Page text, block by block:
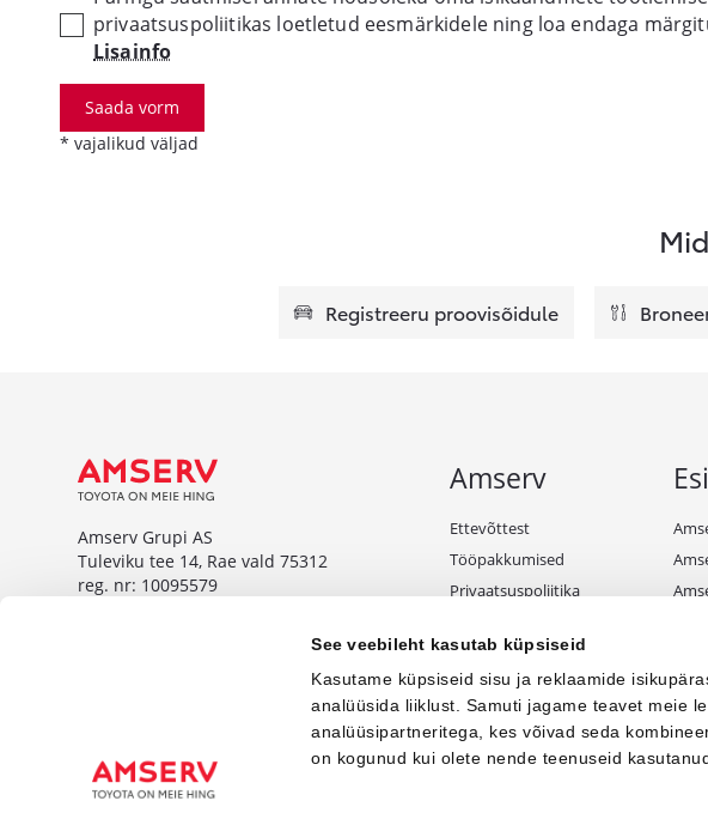
See veebileht kasutab küpsiseid
Kasutame küpsiseid sisu ja reklaamide
analüüsida liiklust. Samuti jagame teavet meie
analüüsipartneritega, kes võivad seda
on kogunud kui olete nende teenuseid
privaatsuspoliitikas loetletud eesmärkidele ning loa endaga
Lisainfo
Saada vorm
* vajalikud väljad
Registreeru proovisõidule
Amserv Grupi AS
Tuleviku tee 14, Rae vald 75312
reg. nr: 10095579
Tuleviku tee 14, Rae vald 75312
www.amservauto.ee
Amserv
Ettevõttest
Tööpakkumised
Privaatsuspoliitika
Kampaaniate tingimused